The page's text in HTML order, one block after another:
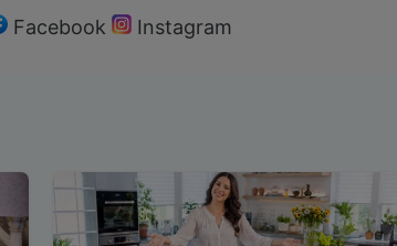
Facebook Instagram